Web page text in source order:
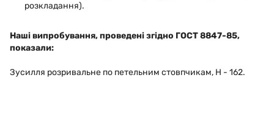
розкладання).
Наші випробування, проведені згідно ГОСТ 8847-85,
показали:
Зусилля розривальне по петельним стовпчикам, Н - 162.